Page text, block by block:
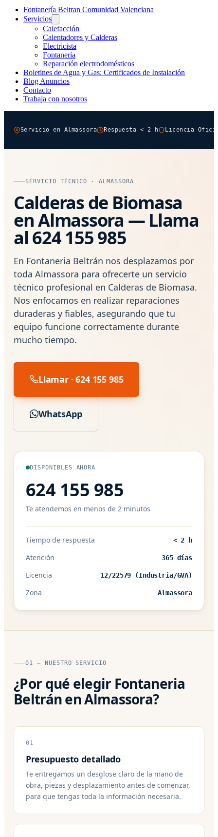
Fontanería Beltran Comunidad Valenciana
Servicios
Calefacción
Calentadores y Calderas
Electricista
Fontanería
Reparación electrodomésticos
Boletines de Agua y Gas: Certificados de Instalación
Blog Anuncios
Contacto
Trabaja con nosotros
Servicio en Almassora Respuesta < 2 h Licencia
SERVICIO TÉCNICO · ALMASSORA
Calderas de Biomasa
en Almassora — Llama
al 624 155 985
En Fontaneria Beltrán nos desplazamos por
toda Almassora para ofrecerte un servicio
técnico profesional en Calderas de Biomasa.
Nos enfocamos en realizar reparaciones
duraderas y fiables, asegurando que tu
equipo funcione correctamente durante
mucho tiempo.
Llamar · 624 155 985
WhatsApp
DISPONIBLES AHORA
624 155 985
Te atendemos en menos de 2 minutos
Tiempo de respuesta < 2 h
Atención 365 días
Licencia 12/22579 (Industria/GVA)
Zona Almassora
01 — NUESTRO SERVICIO
¿Por qué elegir Fontaneria
Beltrán en Almassora?
01
Presupuesto detallado
Te entregamos un desglose claro de la mano de
obra, piezas y desplazamiento antes de comenzar,
para que tengas toda la información necesaria.